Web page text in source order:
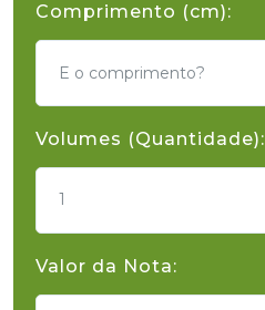
Comprimento (cm):
Volumes (Quantidade):
1
Valor da Nota: